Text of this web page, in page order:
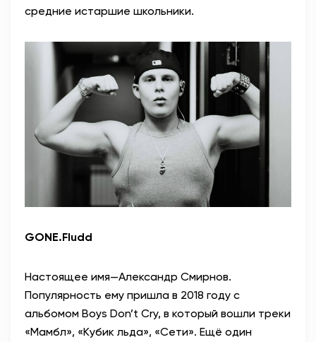
средние истаршие школьники.
GONE.Fludd
Настоящее имя—Александр Смирнов.
Популярность ему пришла в 2018 году с
альбомом Boys Don’t Cry, в который вошли треки
«Мамбл», «Кубик льда», «Сети». Ещё один